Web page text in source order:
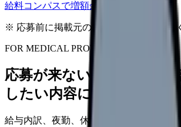
給料コンパスで増額余地を確認する
※ 応募前に掲載元の最新情報を確認して
FOR MEDICAL PROVIDERS
応募が来ない求人票を、看
したい内容に直せます
給与内訳、夜勤、休日、教育、職場の正